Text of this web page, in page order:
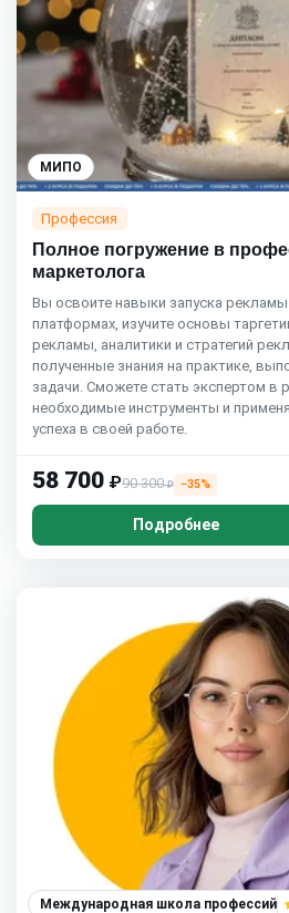
МИПО
Профессия
Полное погружение в
маркетолога
Вы освоите навыки запуска
платформах, изучите основы
рекламы, аналитики и стратегий
полученные знания на практике,
задачи. Сможете стать экспертом в
необходимые инструменты и
успеха в своей работе.
58 700 ₽90 300₽ −35%
Подробнее
Международная школа профессий